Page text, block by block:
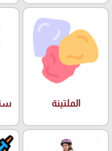
الملتينة